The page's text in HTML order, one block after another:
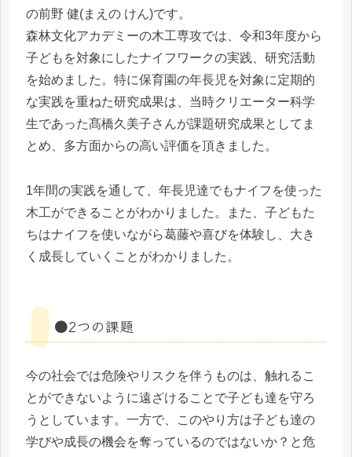
の前野 健(まえの けん)です。
森林文化アカデミーの木工専攻では、令和3年度から
子どもを対象にしたナイフワークの実践、研究活動
を始めました。特に保育園の年長児を対象に定期的
な実践を重ねた研究成果は、当時クリエーター科学
生であった髙橋久美子さんが課題研究成果としてま
とめ、多方面からの高い評価を頂きました。
1年間の実践を通して、年長児達でもナイフを使った
木工ができることがわかりました。また、子どもた
ちはナイフを使いながら葛藤や喜びを体験し、大き
く成長していくことがわかりました。
●2つの課題
今の社会では危険やリスクを伴うものは、触れるこ
とができないように遠ざけることで子ども達を守ろ
うとしています。一方で、このやり方は子ども達の
学びや成長の機会を奪っているのではないか？と危